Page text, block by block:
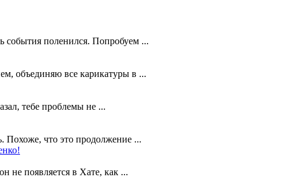
события поленился. Попробуем ...
объединяю все карикатуры в ...
тебе проблемы не ...
Похоже, что это продолжение ...
не появляется в Хате, как ...